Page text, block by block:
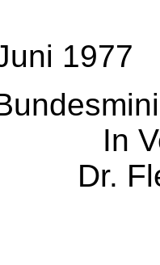
1977
In
Dr.